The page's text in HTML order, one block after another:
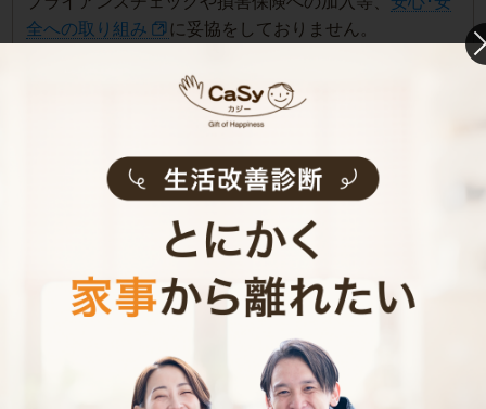
全への取り組み
に妥協をしておりません。
定期サービスご利用のメリット
スポットよりお得な料金（最大360円/時）
固定のキャストだから安定･安心
1回1時間から利用可能※週1回のお掃除定期のみ
家にいなくても利用可能 ※鍵預かりオプションご利用時
家事代行・家政婦サービス
料金シミュレーター
初めての家事代行で、「希望の作業内容を頼んだらどのく